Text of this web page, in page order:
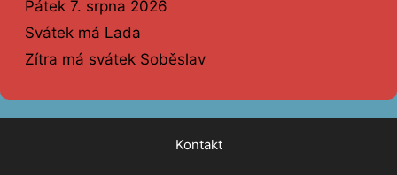
Pátek 7. srpna 2026
Svátek má Lada
Zítra má svátek Soběslav
Kontakt